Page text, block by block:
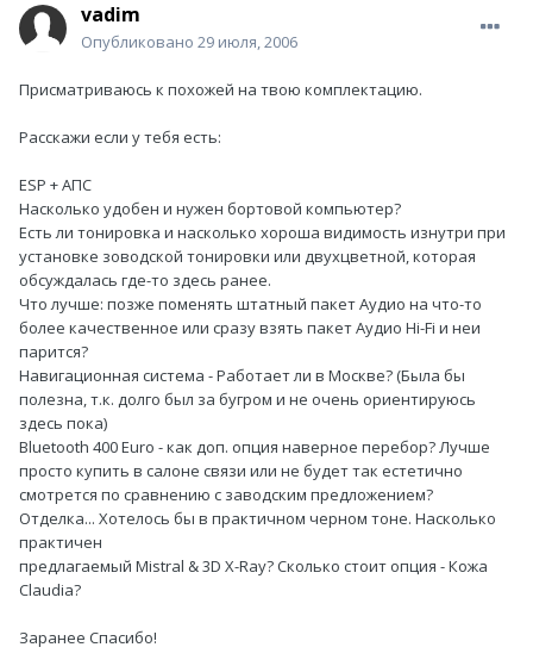
vadim
Опубликовано 29 июля, 2006
Присматриваюсь к похожей на твою комплектацию.
Расскажи если у тебя есть:
ESP + АПС
Насколько удобен и нужен бортовой компьютер?
Есть ли тонировка и насколько хороша видимость изнутри при
установке зоводской тонировки или двухцветной, которая
обсуждалась где-то здесь ранее.
Что лучше: позже поменять штатный пакет Аудио на что-то
более качественное или сразу взять пакет Аудио Hi-Fi и неи
парится?
Навигационная система - Работает ли в Москве? (Была бы
полезна, т.к. долго был за бугром и не очень ориентируюсь
здесь пока)
Bluetooth 400 Euro - как доп. опция наверное перебор? Лучше
просто купить в салоне связи или не будет так естетично
смотрется по сравнению с заводским предложением?
Отделка... Хотелось бы в практичном черном тоне. Насколько
практичен
предлагаемый Mistral & 3D X-Ray? Сколько стоит опция - Кожа
Claudia?
Заранее Спасибо!